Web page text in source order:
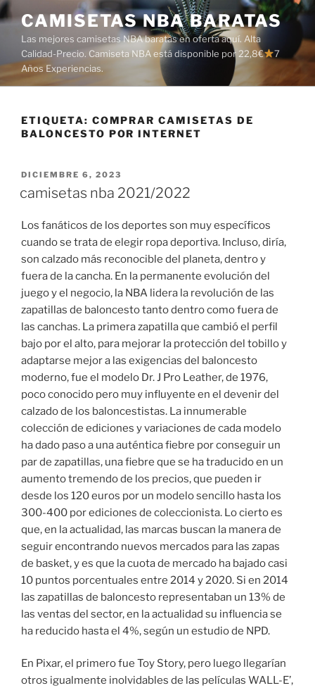
Saltar
al
contenido
CAMISETAS NBA BARATAS
Las mejores camisetas NBA baratas en oferta aquí. Alta
Calidad-Precio. Camiseta NBA está disponible por 22,8€
7
Años Experiencias.
ETIQUETA: COMPRAR CAMISETAS DE
BALONCESTO POR INTERNET
PUBLICADO
DICIEMBRE 6, 2023
camisetas nba 2021/2022
Los fanáticos de los deportes son muy específicos
cuando se trata de elegir ropa deportiva. Incluso, diría,
son calzado más reconocible del planeta, dentro y
fuera de la cancha. En la permanente evolución del
juego y el negocio, la NBA lidera la revolución de las
zapatillas de baloncesto tanto dentro como fuera de
las canchas. La primera zapatilla que cambió el perfil
bajo por el alto, para mejorar la protección del tobillo y
adaptarse mejor a las exigencias del baloncesto
moderno, fue el modelo Dr. J Pro Leather, de 1976,
poco conocido pero muy influyente en el devenir del
calzado de los baloncestistas. La innumerable
colección de ediciones y variaciones de cada modelo
ha dado paso a una auténtica fiebre por conseguir un
par de zapatillas, una fiebre que se ha traducido en un
aumento tremendo de los precios, que pueden ir
desde los 120 euros por un modelo sencillo hasta los
300-400 por ediciones de coleccionista. Lo cierto es
que, en la actualidad, las marcas buscan la manera de
seguir encontrando nuevos mercados para las zapas
de basket, y es que la cuota de mercado ha bajado casi
10 puntos porcentuales entre 2014 y 2020. Si en 2014
las zapatillas de baloncesto representaban un 13% de
las ventas del sector, en la actualidad su influencia se
ha reducido hasta el 4%, según un estudio de NPD.
En Pixar, el primero fue Toy Story, pero luego llegarían
otros igualmente inolvidables de las películas WALL-E’,